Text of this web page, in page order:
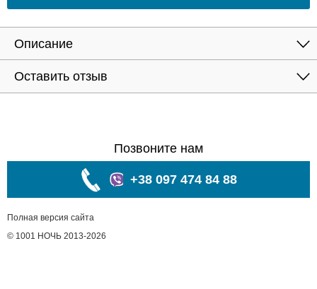
Описание
Оставить отзыв
Позвоните нам
+38 097 474 84 88
Полная версия сайта
© 1001 НОЧЬ 2013-2026